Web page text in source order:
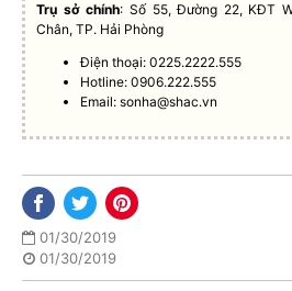
Trụ sở chính: Số 55, Đường 22, KĐT
Chân, TP. Hải Phòng
Điện thoại: 0225.2222.555
Hotline: 0906.222.555
Email:sonha@shac.vn
01/30/2019
01/30/2019